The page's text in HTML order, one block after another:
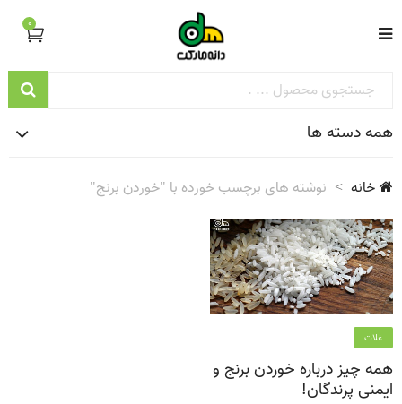
0
همه دسته ها
خانه نوشته های برچسب خورده با "خوردن برنج"
غلات
همه چیز درباره خوردن برنج و
ایمنی پرندگان!